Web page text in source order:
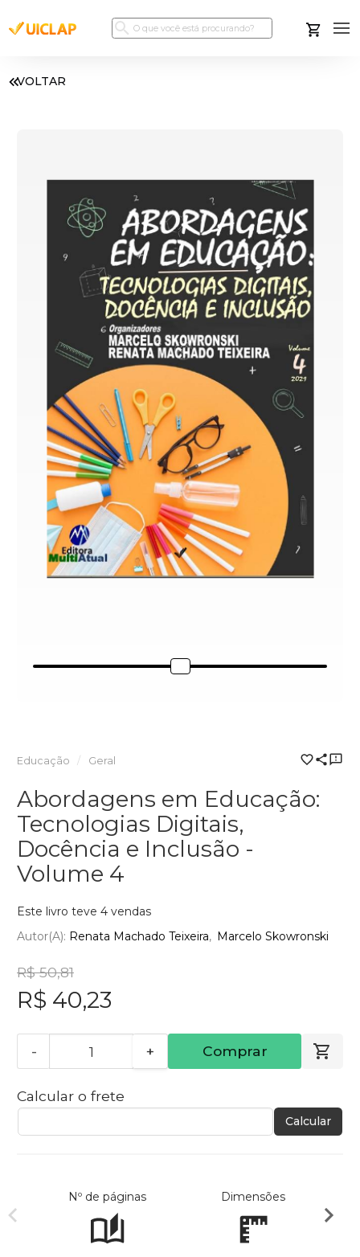
VOLTAR
Educação Geral
Abordagens em Educação:
Tecnologias Digitais,
Docência e Inclusão -
Volume 4
Este livro teve 4 vendas
Autor(a): Renata Machado Teixeira Marcelo Skowronski
R$ 50,81
R$ 40,23
- + Comprar
Calcular o frete
Calcular
Nº de páginas Dimensões